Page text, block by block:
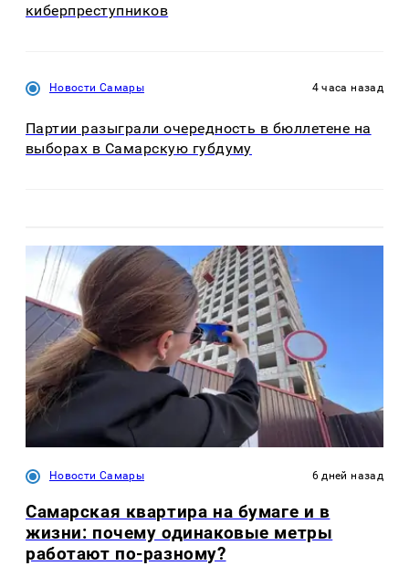
киберпреступников
Новости Самары 4 часа назад
Партии разыграли очередность в бюллетене на
выборах в Самарскую губдуму
Новости Самары 6 дней назад
Самарская квартира на бумаге и в
жизни: почему одинаковые метры
работают по-разному?